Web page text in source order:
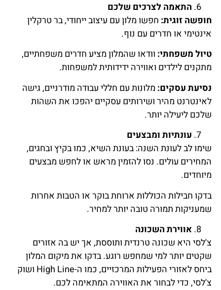
התאמה לצרכים שלכם
חופשה זוגית: חפשו מלון עם עיצוב ייחודי, בר טרקלין
אינטימי או חדרים עם נוף.
טיול משפחתי: וודאו שהמלון מציע חדרים משפחתיים,
מתקנים לילדים ואווירה ידידותית למשפחות.
נסיעת עסקים: מלונות עם חללי עבודה מודרניים, גישה
לאינטרנט מהיר ושירותים עסקיים יהפכו את השהות
שלכם ליעילה יותר.
עונתיות ומבצעים
שימו לב לעונת השנה: בעונת השיא, כמו בקיץ ובחגים,
המחירים עולים. נסו להזמין מראש או לחפש מבצעים
מיוחדים.
בדקו חבילות הכוללות ארוחת בוקר או הטבות אחרות
שמעניקות תמורה טובה יותר למחיר.
אווירת השכונה
צ'לסי היא שכונה טרנדית ותוססת, אך יש בה אזורים
שקטים יותר למי שמחפש רוגע. בדקו את מיקום המלון
ביחס לאזורי הפעילות המרכזיים, כמו ה-High Line ושוק
צ'לסי, כדי לבחור את האווירה המתאימה לכם.